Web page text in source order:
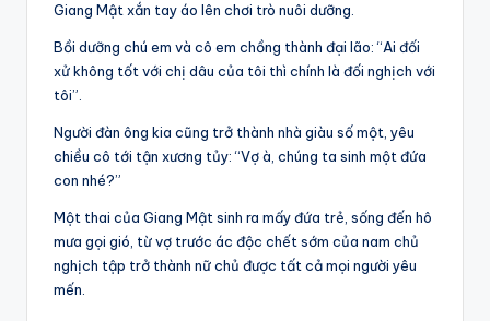
Giang Mật xắn tay áo lên chơi trò nuôi dưỡng.
Bồi dưỡng chú em và cô em chồng thành đại lão: “Ai đối
xử không tốt với chị dâu của tôi thì chính là đối nghịch với
tôi”.
Người đàn ông kia cũng trở thành nhà giàu số một, yêu
chiều cô tới tận xương tủy: “Vợ à, chúng ta sinh một đứa
con nhé?”
Một thai của Giang Mật sinh ra mấy đứa trẻ, sống đến hô
mưa gọi gió, từ vợ trước ác độc chết sớm của nam chủ
nghịch tập trở thành nữ chủ được tất cả mọi người yêu
mến.